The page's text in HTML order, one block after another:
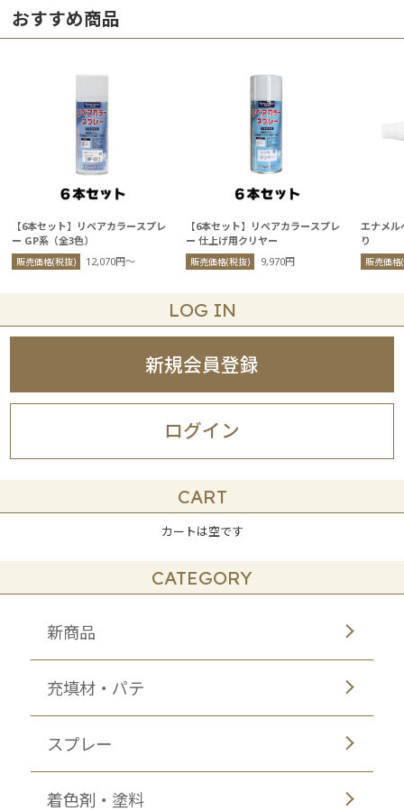
おすすめ商品
【6本セット】リペアカラースプレ
ー GP系（全3色）
販売価格(税抜) 12,070円〜
【6本セット】リペアカラースプレ
ー 仕上げ用クリヤー
販売価格(税抜) 9,970円
エナメル
り
販売価格
LOG IN
ログイン
新規会員登録
CART
カートは空です
CATEGORY
新商品
充填材・パテ
スプレー
着色剤・塗料